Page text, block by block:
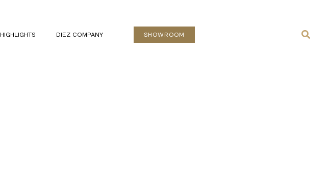
HIGHLIGHTS DIEZ COMPANY SHOWROOM